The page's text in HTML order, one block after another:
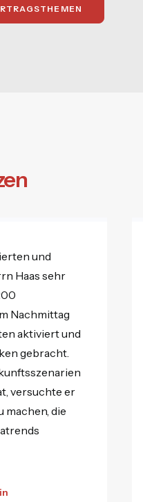
und
Haas sehr
Nachmittag
aktiviert und
gebracht.
versuchte er
machen, die